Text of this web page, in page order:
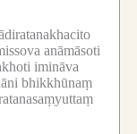
anāmāsoti
imināva
bhikkhūnaṃ